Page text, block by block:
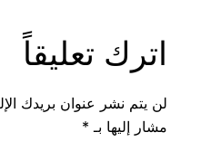
اترك تعليقاً
لن يتم نشر عنوان بريدك
مشار إليها بـ *